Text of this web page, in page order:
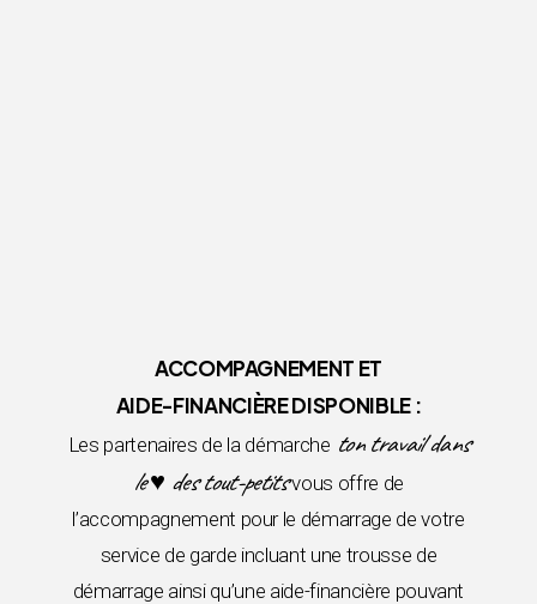
ACCOMPAGNEMENT ET
AIDE-FINANCIÈRE DISPONIBLE :
Les partenaires de la démarche ton travail dans
le ♥ des tout-petitsvous offre de
l’accompagnement pour le démarrage de votre
service de garde incluant une trousse de
démarrage ainsi qu’une aide-financière pouvant